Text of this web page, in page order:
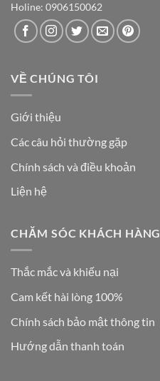
Holine: 0906150062
VỀ CHÚNG TÔI
Giới thiệu
Các câu hỏi thường gặp
Chính sách và điều khoản
Liện hệ
CHĂM SÓC KHÁCH HÀNG
Thắc mắc và khiếu nại
Cam kết hài lòng 100%
Chính sách bảo mật thông tin
Hướng dẫn thanh toán